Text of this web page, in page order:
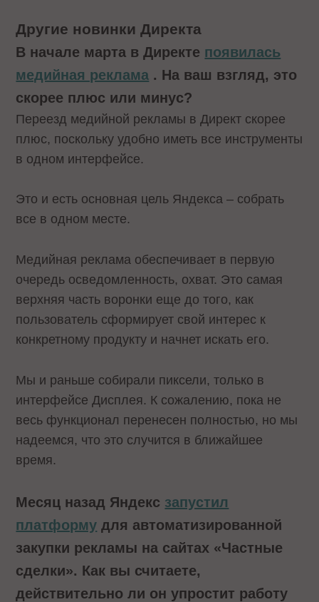
Другие новинки Директа
В начале марта в Директе появилась
медийная реклама . На ваш взгляд, это
скорее плюс или минус?
Переезд медийной рекламы в Директ скорее
плюс, поскольку удобно иметь все инструменты
в одном интерфейсе.
Это и есть основная цель Яндекса – собрать
все в одном месте.
Медийная реклама обеспечивает в первую
очередь осведомленность, охват. Это самая
верхняя часть воронки еще до того, как
пользователь сформирует свой интерес к
конкретному продукту и начнет искать его.
Мы и раньше собирали пиксели, только в
интерфейсе Дисплея. К сожалению, пока не
весь функционал перенесен полностью, но мы
надеемся, что это случится в ближайшее
время.
Месяц назад Яндекс запустил
платформу для автоматизированной
закупки рекламы на сайтах «Частные
сделки». Как вы считаете,
действительно ли он упростит работу